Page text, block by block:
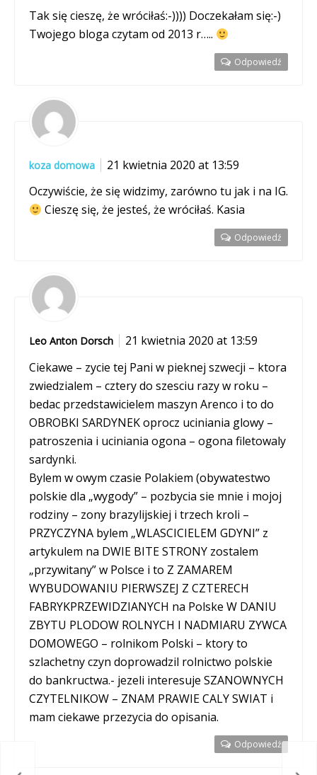
Tak się cieszę, że wróciłaś:-)))) Doczekałam się:-)
Twojego bloga czytam od 2013 r…..
Odpowiedź
koza domowa
21 kwietnia 2020 at 13:59
Oczywiście, że się widzimy, zarówno tu jak i na IG.
Cieszę się, że jesteś, że wróciłaś. Kasia
Odpowiedź
Leo Anton Dorsch
21 kwietnia 2020 at 13:59
Ciekawe – zycie tej Pani w pieknej szwecji – ktora
zwiedzialem – cztery do szesciu razy w roku –
bedac przedstawicielem maszyn Arenco i to do
OBROBKI SARDYNEK oprocz uciniania glowy –
patroszenia i uciniania ogona – ogona filetowaly
sardynki.
Bylem w owym czasie Polakiem (obywatestwo
polskie dla „wygody” – pozbycia sie mnie i mojoj
rodziny – zony brazylijskiej i trzech kroli –
PRZYCZYNA bylem „WLASCICIELEM GDYNI” z
artykulem na DWIE BITE STRONY zostalem
„przywitany” w Polsce i to Z ZAMAREM
WYBUDOWANIU PIERWSZEJ Z CZTERECH
FABRYKPRZEWIDZIANYCH na Polske W DANIU
ZBYTU PLODOW ROLNYCH I NADMIARU ZYWCA
DOMOWEGO – rolnikom Polski – ktory to
szlachetny czyn doprowadzil rolnictwo polskie
do bankructwa.- jezeli interesuje SZANOWNYCH
CZYTELNIKOW – ZNAM PRAWIE CALY SWIAT i
mam ciekawe przezycia do opisania.
Odpowiedź